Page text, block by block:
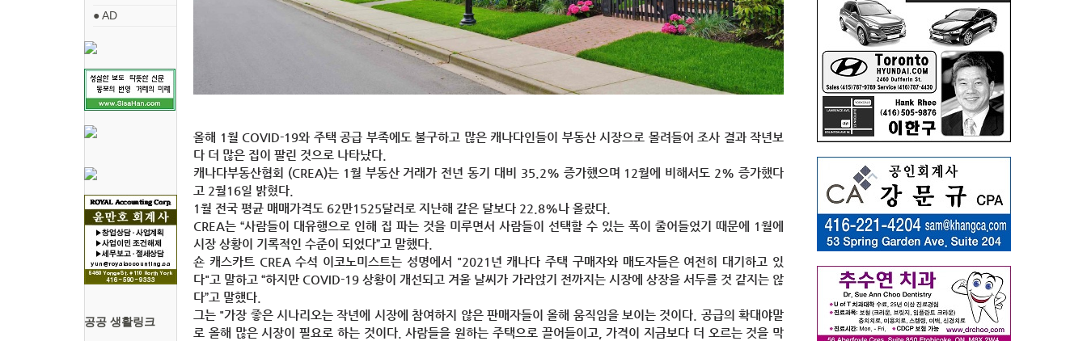
● AD
공공 생활링크
올해 1월 COVID-19와 주택 공급 부족에도 불구하고 많은 캐나다인들이 부동산 시장으로 몰려들어 조사 결과 작년보
다 더 많은 집이 팔린 것으로 나타났다.
캐나다부동산협회 (CREA)는 1월 부동산 거래가 전년 동기 대비 35.2% 증가했으며 12월에 비해서도 2% 증가했다
고 2월16일 밝혔다.
1월 전국 평균 매매가격도 62만1525달러로 지난해 같은 달보다 22.8%나 올랐다.
CREA는 “사람들이 대유행으로 인해 집 파는 것을 미루면서 사람들이 선택할 수 있는 폭이 줄어들었기 때문에 1월에
시장 상황이 기록적인 수준이 되었다”고 말했다.
숀 캐스카트 CREA 수석 이코노미스트는 성명에서 "2021년 캐나다 주택 구매자와 매도자들은 여전히 대기하고 있
다"고 말하고 “하지만 COVID-19 상황이 개선되고 겨울 날씨가 가라앉기 전까지는 시장에 상장을 서두를 것 같지는 않
다”고 말했다.
그는 "가장 좋은 시나리오는 작년에 시장에 참여하지 않은 판매자들이 올해 움직임을 보이는 것이다. 공급의 확대야말
로 올해 많은 시장이 필요로 하는 것이다. 사람들을 원하는 주택으로 끌어들이고, 가격이 지금보다 더 오르는 것을 막